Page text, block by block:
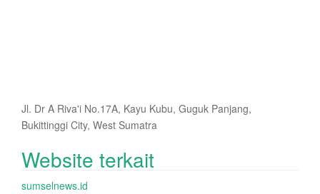
Jl. Dr A Riva'i No.17A, Kayu Kubu, Guguk Panjang,
Bukittinggi City, West Sumatra
Website terkait
sumselnews.id